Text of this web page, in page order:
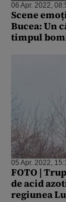
06 Apr. 2022,
Scene
Bucea: Un
timpul
05 Apr. 2022,
FOTO |
de acid
regiunea